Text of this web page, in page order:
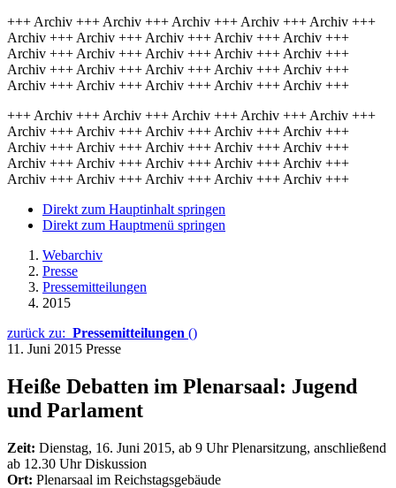
+++ Archiv +++ Archiv +++ Archiv +++ Archiv +++ Archiv +++
Archiv +++ Archiv +++ Archiv +++ Archiv +++ Archiv +++
Archiv +++ Archiv +++ Archiv +++ Archiv +++ Archiv +++
Archiv +++ Archiv +++ Archiv +++ Archiv +++ Archiv +++
Archiv +++ Archiv +++ Archiv +++ Archiv +++ Archiv +++
+++ Archiv +++ Archiv +++ Archiv +++ Archiv +++ Archiv +++
Archiv +++ Archiv +++ Archiv +++ Archiv +++ Archiv +++
Archiv +++ Archiv +++ Archiv +++ Archiv +++ Archiv +++
Archiv +++ Archiv +++ Archiv +++ Archiv +++ Archiv +++
Archiv +++ Archiv +++ Archiv +++ Archiv +++ Archiv +++
Direkt zum Hauptinhalt springen
Direkt zum Hauptmenü springen
Webarchiv
Presse
Pressemitteilungen
2015
zurück zu: Pressemitteilungen ()
11. Juni 2015 Presse
Heiße Debatten im Plenarsaal: Jugend
und Parlament
Zeit: Dienstag, 16. Juni 2015, ab 9 Uhr Plenarsitzung, anschließend
ab 12.30 Uhr Diskussion
Ort: Plenarsaal im Reichstagsgebäude